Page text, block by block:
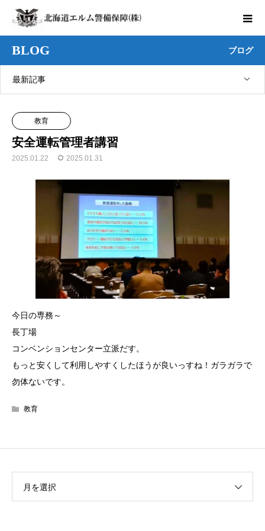
BLOG ブログ
最新記事
教育
安全運転管理者講習
2025.01.22 2025.01.31
今日の専務～
長丁場
コンベンションセンター立派だす。
もっと安くして利用しやすくしたほうが良いっすね！ガラガラで
勿体ないです。
教育
月を選択